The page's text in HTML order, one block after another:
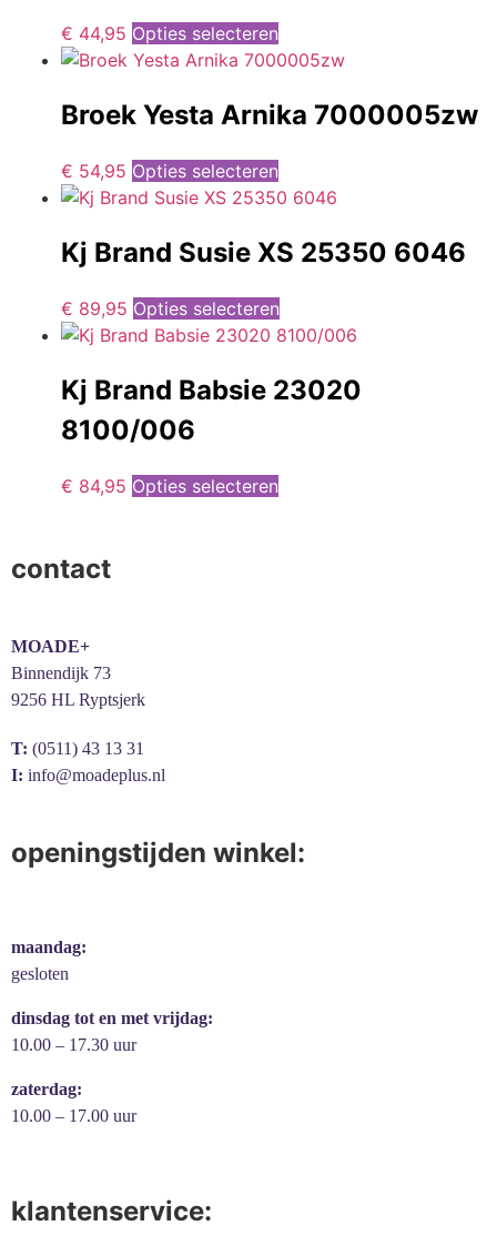
€ 44,95 Opties selecteren
Broek Yesta Arnika 7000005zw
€ 54,95 Opties selecteren
Kj Brand Susie XS 25350 6046
€ 89,95 Opties selecteren
Kj Brand Babsie 23020
8100/006
€ 84,95 Opties selecteren
contact
MOADE+
Binnendijk 73
9256 HL Ryptsjerk
T: (0511) 43 13 31
I: info@moadeplus.nl
openingstijden winkel:
maandag:
gesloten
dinsdag tot en met vrijdag:
10.00 – 17.30 uur
zaterdag:
10.00 – 17.00 uur
klantenservice: